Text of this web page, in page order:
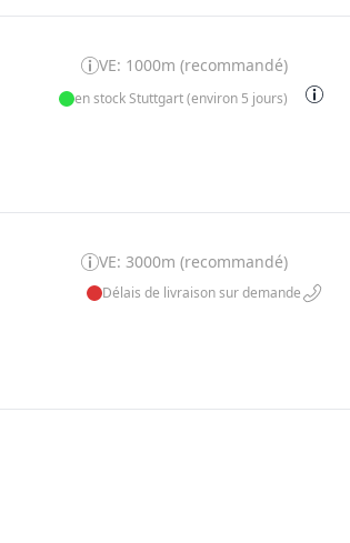
VE: 1000m (recommandé)
en stock Stuttgart (environ 5 jours)
VE: 3000m (recommandé)
Délais de livraison sur demande